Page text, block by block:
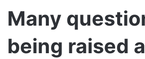
Many
being raised